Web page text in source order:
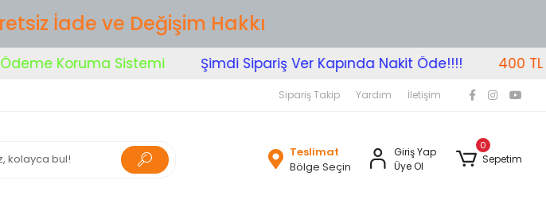
İade ve Değişim Hakkı
Koruma Sistemi Şimdi Sipariş Ver Kapında Nakit Öde!!!! 400 TL
Sipariş Takip Yardım İletişim
Teslimat
Bölge Seçin
Giriş Yap
Üye Ol
0
Sepetim